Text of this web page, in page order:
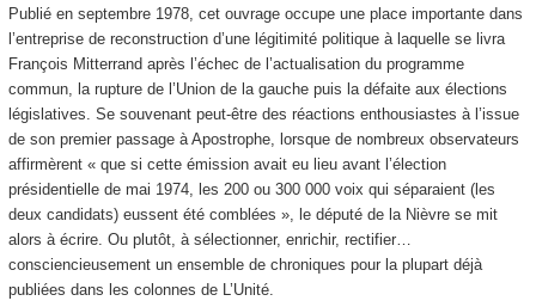
Publié en septembre 1978, cet ouvrage occupe une place importante dans
l’entreprise de reconstruction d’une légitimité politique à laquelle se livra
François Mitterrand après l’échec de l’actualisation du programme
commun, la rupture de l’Union de la gauche puis la défaite aux élections
législatives. Se souvenant peut-être des réactions enthousiastes à l’issue
de son premier passage à Apostrophe, lorsque de nombreux observateurs
affirmèrent « que si cette émission avait eu lieu avant l’élection
présidentielle de mai 1974, les 200 ou 300 000 voix qui séparaient (les
deux candidats) eussent été comblées », le député de la Nièvre se mit
alors à écrire. Ou plutôt, à sélectionner, enrichir, rectifier…
consciencieusement un ensemble de chroniques pour la plupart déjà
publiées dans les colonnes de L’Unité.